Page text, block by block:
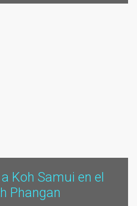
Koh Samui en el
Phangan